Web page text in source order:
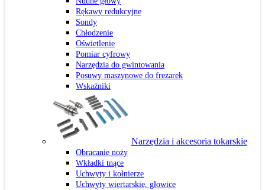
Rękawy redukcyjne
Sondy
Chłodzenie
Oświetlenie
Pomiar cyfrowy
Narzędzia do gwintowania
Posuwy maszynowe do frezarek
Wskaźniki
Narzędzia i akcesoria tokarskie
Obracanie noży
Wkładki tnące
Uchwyty i kołnierze
Uchwyty wiertarskie, głowice